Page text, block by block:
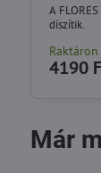
A
díszítik.
Raktáron
4190
Már